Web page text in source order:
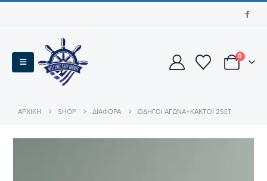
0
ΑΡΧΙΚΉ SHOP ΔΙΑΦΟΡΑ ΟΔΗΓΟΙ ΑΓΩΝΑ+ΚΑΚΤΟΙ 2SET